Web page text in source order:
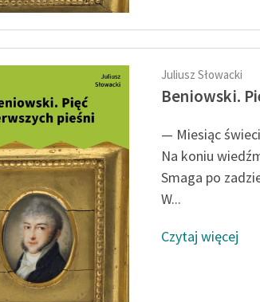
Juliusz Słowacki
Beniowski.
— Miesiąc
Na koniu
Smaga po
W...
Czytaj więcej